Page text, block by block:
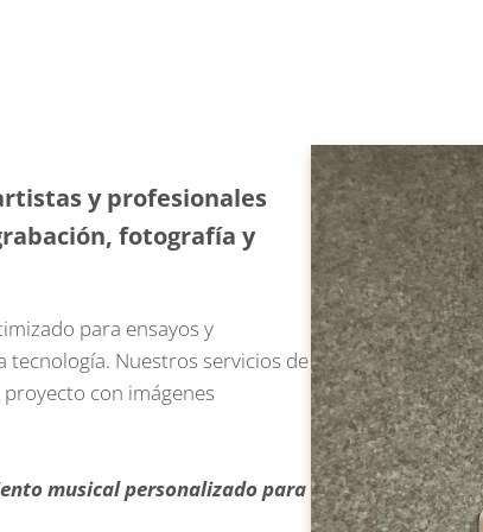
y profesionales
fotografía y
para ensayos y
tecnología. Nuestros servicios de
con imágenes
musical personalizado para